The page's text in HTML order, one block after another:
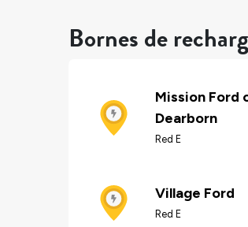
Bornes de
Mission Ford
Dearborn
Red E
Village Ford
Red E